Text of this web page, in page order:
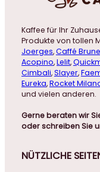
Kaffee für Ihr
Produkte von tollen
Joerges,Caffé
Acopino,Lelit,
Cimbali,Slayer,
Eureka,Rocket
und vielen anderen.
Gerne beraten wir
oder schreiben Sie
NÜTZLICHE